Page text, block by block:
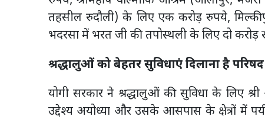
तहसील रुदौली) के लिए एक करोड़ रुपये,
भदरसा में भरत जी की तपोस्थली के लिए दो करोड़
श्रद्धालुओं को बेहतर सुविधाएं दिलाना है परिषद
योगी सरकार ने श्रद्धालुओं की सुविधा के लिए
उद्देश्य अयोध्या और उसके आसपास के क्षेत्रों में